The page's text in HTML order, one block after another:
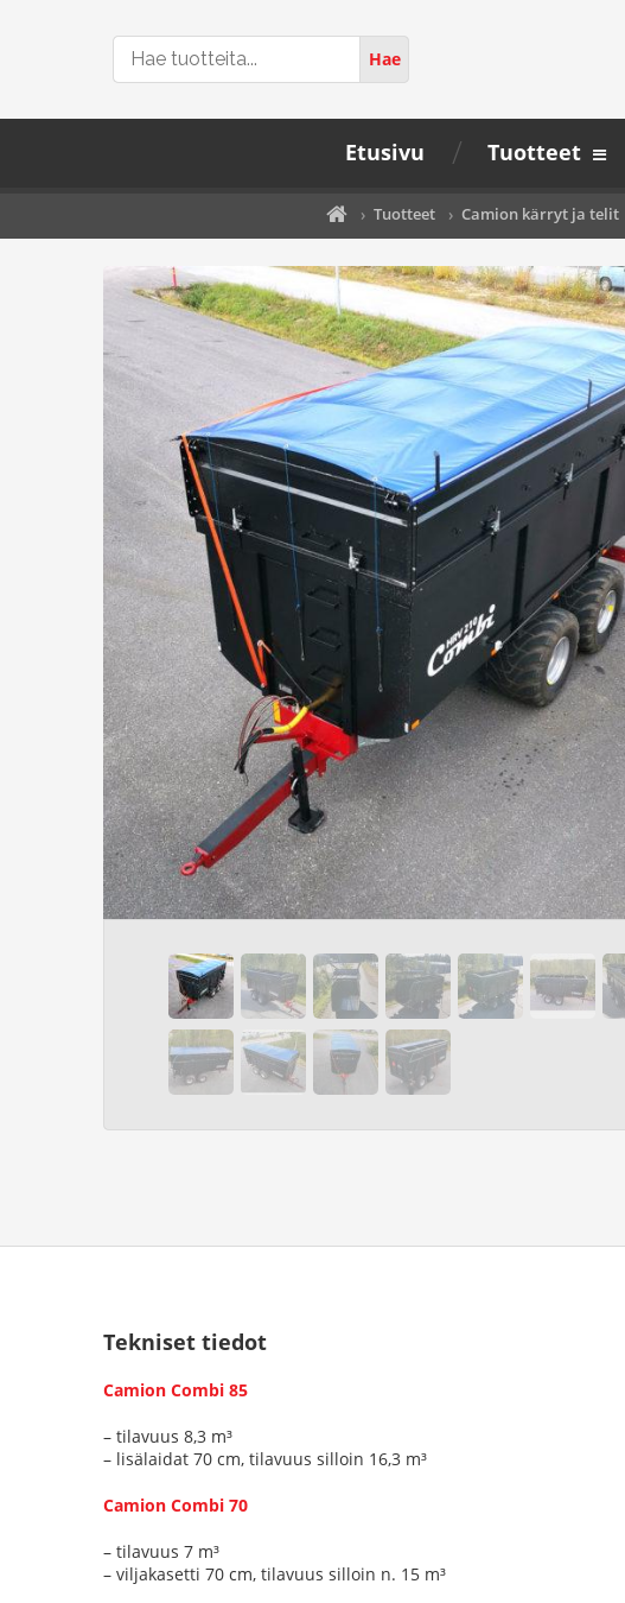
Hae
Hae
Etusivu Tuotteet
› Tuotteet › Camion kärryt ja telit
Tekniset tiedot
Camion Combi 85
– tilavuus 8,3 m³
– lisälaidat 70 cm, tilavuus silloin 16,3 m³
Camion Combi 70
– tilavuus 7 m³
– viljakasetti 70 cm, tilavuus silloin n. 15 m³